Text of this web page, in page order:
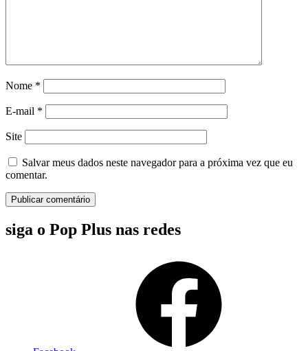
Nome *
E-mail *
Site
Salvar meus dados neste navegador para a próxima vez que eu
comentar.
siga o Pop Plus nas redes